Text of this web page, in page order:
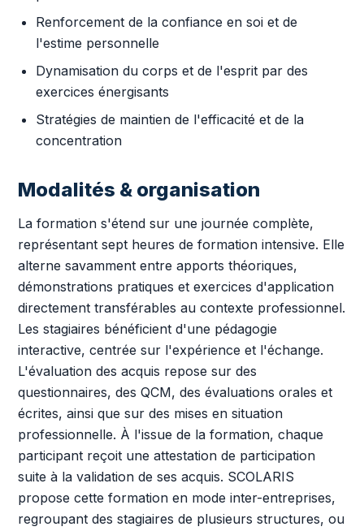
Renforcement de la confiance en soi et de
l'estime personnelle
Dynamisation du corps et de l'esprit par des
exercices énergisants
Stratégies de maintien de l'efficacité et de la
concentration
Modalités & organisation
La formation s'étend sur une journée complète,
représentant sept heures de formation intensive. Elle
alterne savamment entre apports théoriques,
démonstrations pratiques et exercices d'application
directement transférables au contexte professionnel.
Les stagiaires bénéficient d'une pédagogie
interactive, centrée sur l'expérience et l'échange.
L'évaluation des acquis repose sur des
questionnaires, des QCM, des évaluations orales et
écrites, ainsi que sur des mises en situation
professionnelle. À l'issue de la formation, chaque
participant reçoit une attestation de participation
suite à la validation de ses acquis. SCOLARIS
propose cette formation en mode inter-entreprises,
regroupant des stagiaires de plusieurs structures, ou